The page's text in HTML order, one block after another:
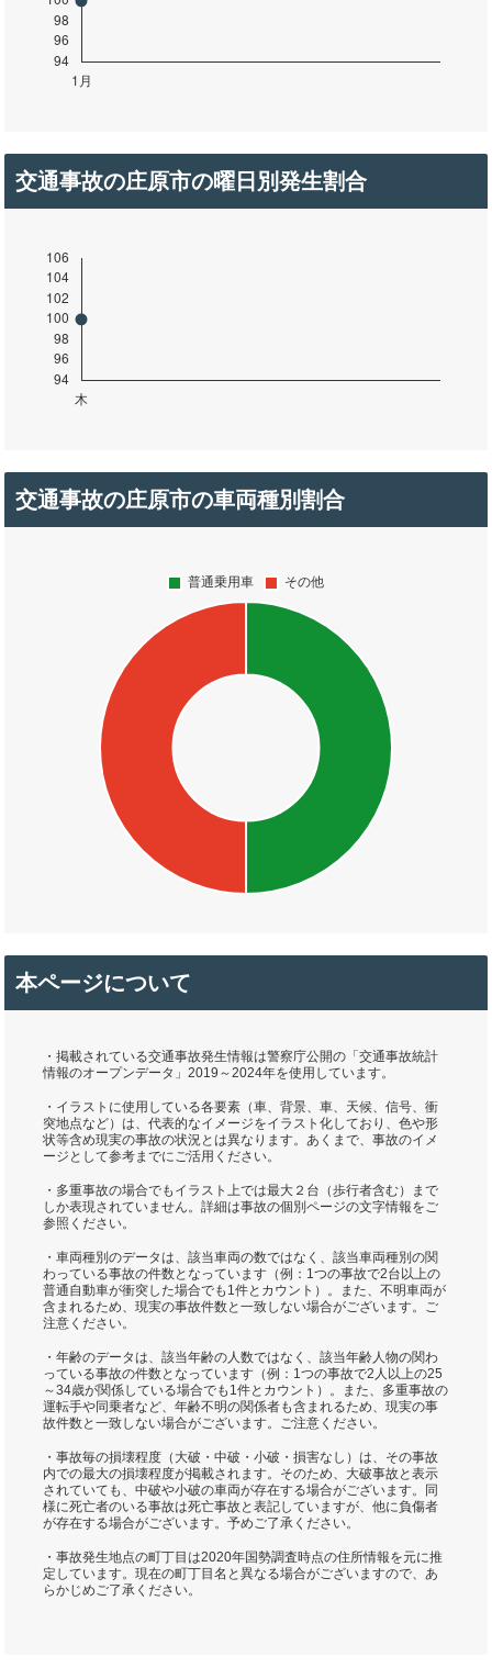
交通事故の庄原市の曜日別発生割合
交通事故の庄原市の車両種別割合
本ページについて
・掲載されている交通事故発生情報は警察庁公開の「交通事故統計
情報のオープンデータ」2019～2024年を使用しています。
・イラストに使用している各要素（車、背景、車、天候、信号、衝
突地点など）は、代表的なイメージをイラスト化しており、色や形
状等含め現実の事故の状況とは異なります。あくまで、事故のイメ
ージとして参考までにご活用ください。
・多重事故の場合でもイラスト上では最大２台（歩行者含む）まで
しか表現されていません。詳細は事故の個別ページの文字情報をご
参照ください。
・車両種別のデータは、該当車両の数ではなく、該当車両種別の関
わっている事故の件数となっています（例：1つの事故で2台以上の
普通自動車が衝突した場合でも1件とカウント）。また、不明車両が
含まれるため、現実の事故件数と一致しない場合がございます。ご
注意ください。
・年齢のデータは、該当年齢の人数ではなく、該当年齢人物の関わ
っている事故の件数となっています（例：1つの事故で2人以上の25
～34歳が関係している場合でも1件とカウント）。また、多重事故の
運転手や同乗者など、年齢不明の関係者も含まれるため、現実の事
故件数と一致しない場合がございます。ご注意ください。
・事故毎の損壊程度（大破・中破・小破・損害なし）は、その事故
内での最大の損壊程度が掲載されます。そのため、大破事故と表示
されていても、中破や小破の車両が存在する場合がございます。同
様に死亡者のいる事故は死亡事故と表記していますが、他に負傷者
が存在する場合がございます。予めご了承ください。
・事故発生地点の町丁目は2020年国勢調査時点の住所情報を元に推
定しています。現在の町丁目名と異なる場合がございますので、あ
らかじめご了承ください。